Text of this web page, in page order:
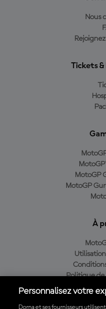
Nous
Tickets
MotoGP
MotoGP
À
Politique
Personnalisez votre
Dorna et ses fournisseurs